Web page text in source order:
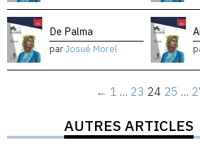
De Palma
parJosué Morel
← 1 … 23 24 25 …
AUTRES ARTICLES